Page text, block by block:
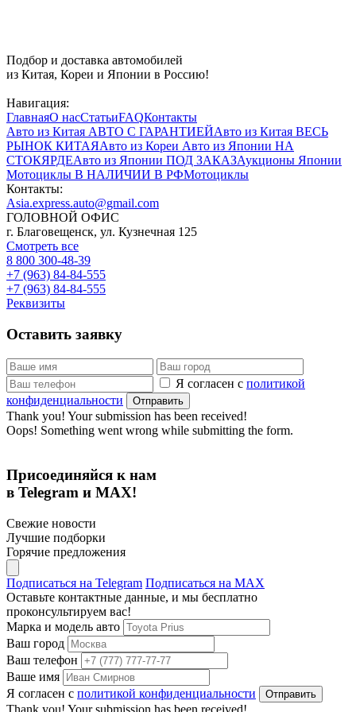
Подбор и доставка автомобилей
из Китая, Кореи и Японии в Россию!
Навигация:
ГлавнаяО насСтатьиFAQКонтакты
Авто из Китая АВТО С ГАРАНТИЕЙАвто из Китая ВЕСЬ
РЫНОК КИТАЯАвто из Кореи Авто из Японии НА
СТОКЯРДЕАвто из Японии ПОД ЗАКАЗАукционы Японии
Мотоциклы В НАЛИЧИИ В РФМотоциклы
Контакты:
Asia.express.auto@gmail.com
ГОЛОВНОЙ ОФИС
г. Благовещенск, ул. Кузнечная 125
Смотреть все
8 800 300-48-39
+7 (963) 84-84-555
+7 (963) 84-84-555
Реквизиты
Оставить заявку
Я согласен с политикой
конфиденциальности
Thank you! Your submission has been received!
Oops! Something went wrong while submitting the form.
Присоединяйся к нам
в Telegram и MAX!
Свежие новости
Лучшие подборки
Горячие предложения
Подписаться на Telegram Подписаться на MAX
Оставьте контактные данные, и мы бесплатно
проконсультируем вас!
Марка и модель авто
Ваш город
Ваш телефон
Ваше имя
Я согласен с политикой конфиденциальности